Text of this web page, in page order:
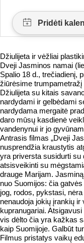
Džiulijeta ir vėžliai
Dveji Jasminos namai
Spalio 18 d., trečiadienį,
žiūrėsime trumpametražį
Džiulijeta su kitais
nardydami ir gelbėdami
nardydama mergaitė
daro mūsų kasdienė
vandenynui ir jo
Antrasis filmas „Dveji
nusprendžia kraustytis
yra priversta susidurti su
atsisveikinti su
drauge Marijam.
nuo Suomijos: čia
jog, rodos, pykstasi,
nenaudoja jokių įrankių
kupranugariai.
vis dėlto čia yra kažkas
kaip Suomijoje. Galbūt
Filmus pristatys vaikų